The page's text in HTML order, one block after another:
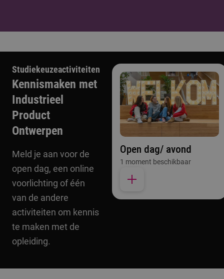
Studiekeuzeactiviteiten
Kennismaken met
Industrieel
Product
Ontwerpen
Meld je aan voor de
open dag, een online
voorlichting of één
van de andere
activiteiten om kennis
te maken met de
opleiding.
Open dag/ avond
1 moment beschikbaar